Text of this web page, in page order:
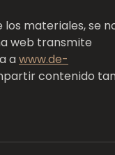
los materiales, se
web transmite
a www.de-
contenido